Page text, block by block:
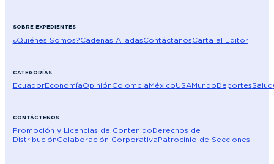
SOBRE EXPEDIENTES
¿Quiénes Somos?Cadenas AliadasContáctanosCarta al Editor
CATEGORÍAS
EcuadorEconomíaOpiniónColombiaMéxicoUSAMundoDeportesSalud
CONTÁCTENOS
Promoción y Licencias de ContenidoDerechos de
DistribuciónColaboración CorporativaPatrocinio de Secciones